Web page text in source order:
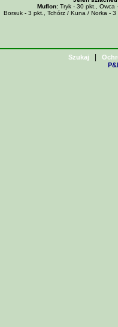
Muflon:Tryk - 30 pkt., Owca
Borsuk - 3 pkt., Tchórz / Kuna / Norka -
Szukaj